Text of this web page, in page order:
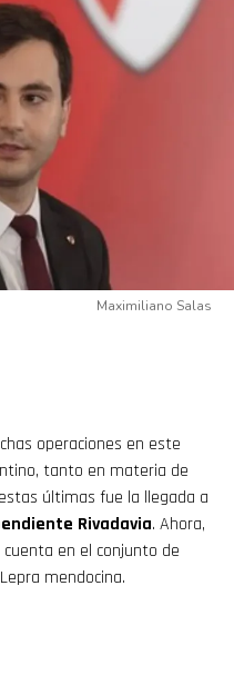
Maximiliano Salas
operaciones en este
tanto en materia de
últimas fue la llegada a
Rivadavia. Ahora,
en el conjunto de
mendocina.